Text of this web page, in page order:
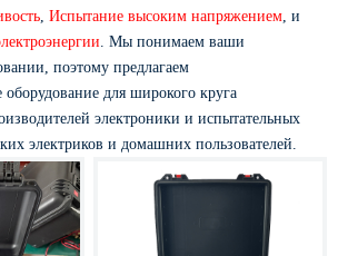
, Испытание высоким напряжением, и
. Мы понимаем ваши
поэтому предлагаем
оборудование для широкого круга
электроники и испытательных
электриков и домашних пользователей.